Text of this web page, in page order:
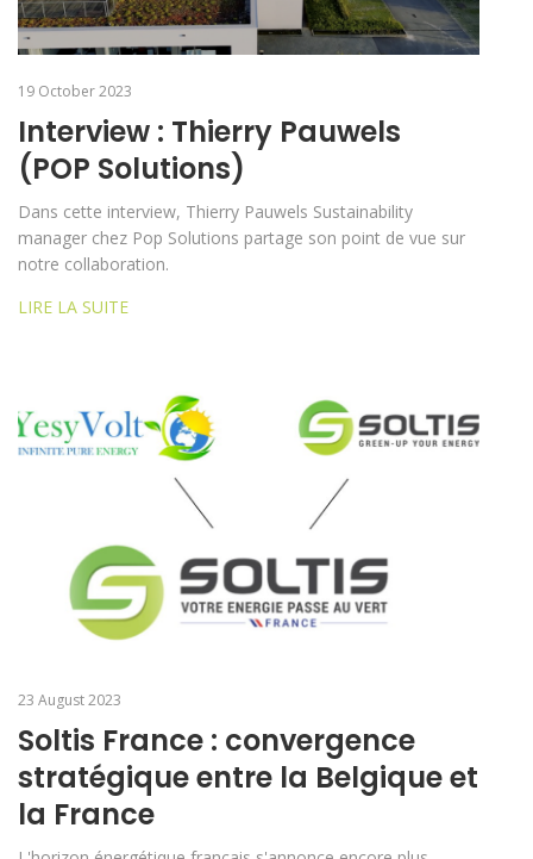
19 October 2023
Interview : Thierry Pauwels
(POP Solutions)
Dans cette interview, Thierry Pauwels Sustainability
manager chez Pop Solutions partage son point de vue sur
notre collaboration.
LIRE LA SUITE
23 August 2023
Soltis France : convergence
stratégique entre la Belgique et
la France